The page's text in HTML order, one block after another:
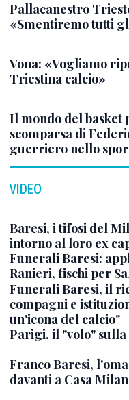
Pallacanestro
«Smentiremo tutti
Vona: «Vogliamo
Triestina calcio»
Il mondo del basket
scomparsa di
guerriero nello
VIDEO
Baresi, i tifosi del
intorno al loro ex
Funerali Baresi:
Ranieri, fischi per
Funerali Baresi, il
compagni e
un'icona del calcio"
Parigi, il "volo" sulla
Franco Baresi,
davanti a Casa Milan